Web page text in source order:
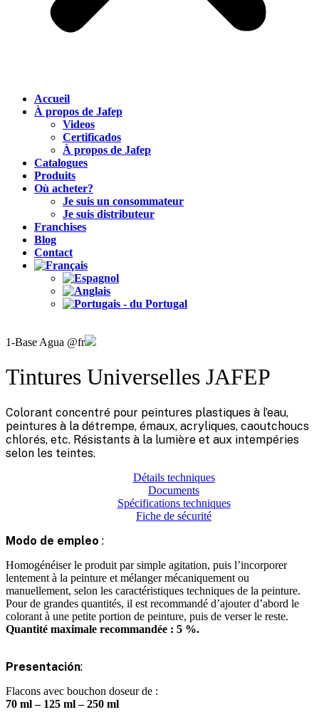
Accueil
À propos de Jafep
Videos
Certificados
À propos de Jafep
Catalogues
Produits
Où acheter?
Je suis un consommateur
Je suis distributeur
Franchises
Blog
Contact
1-Base Agua @fr
Tintures Universelles JAFEP
Colorant concentré pour peintures plastiques à l’eau,
peintures à la détrempe, émaux, acryliques, caoutchoucs
chlorés, etc. Résistants à la lumière et aux intempéries
selon les teintes.
Détails techniques
Documents
Spécifications techniques
Fiche de sécurité
Modo de empleo :
Homogénéiser le produit par simple agitation, puis l’incorporer
lentement à la peinture et mélanger mécaniquement ou
manuellement, selon les caractéristiques techniques de la peinture.
Pour de grandes quantités, il est recommandé d’ajouter d’abord le
colorant à une petite portion de peinture, puis de verser le reste.
Quantité maximale recommandée : 5 %.
Presentación:
Flacons avec bouchon doseur de :
70 ml – 125 ml – 250 ml